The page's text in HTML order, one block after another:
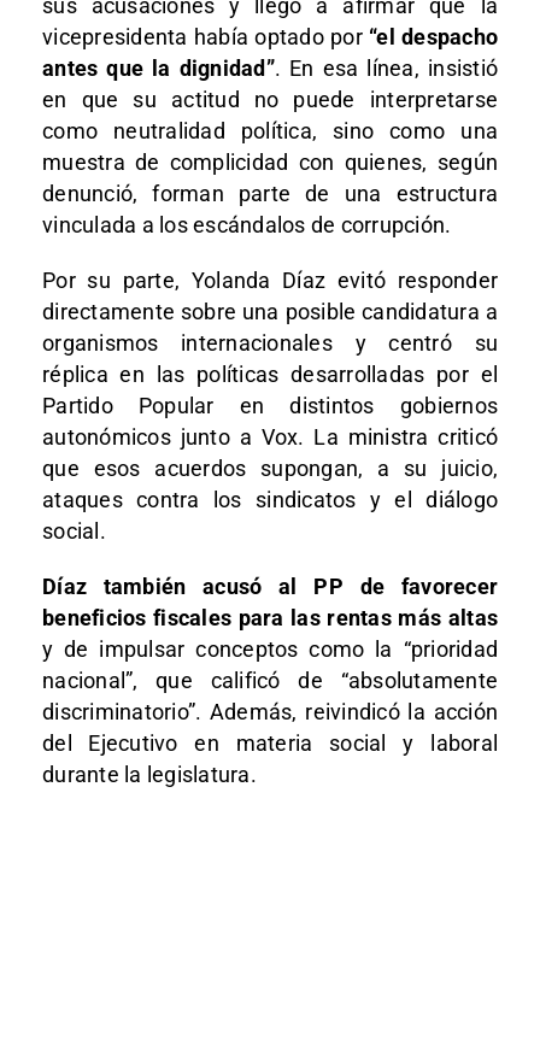
sus acusaciones y llegó a afirmar que la
vicepresidenta había optado por “el despacho
antes que la dignidad”. En esa línea, insistió
en que su actitud no puede interpretarse
como neutralidad política, sino como una
muestra de complicidad con quienes, según
denunció, forman parte de una estructura
vinculada a los escándalos de corrupción.
Por su parte, Yolanda Díaz evitó responder
directamente sobre una posible candidatura a
organismos internacionales y centró su
réplica en las políticas desarrolladas por el
Partido Popular en distintos gobiernos
autonómicos junto a Vox. La ministra criticó
que esos acuerdos supongan, a su juicio,
ataques contra los sindicatos y el diálogo
social.
Díaz también acusó al PP de favorecer
beneficios fiscales para las rentas más altas
y de impulsar conceptos como la “prioridad
nacional”, que calificó de “absolutamente
discriminatorio”. Además, reivindicó la acción
del Ejecutivo en materia social y laboral
durante la legislatura.